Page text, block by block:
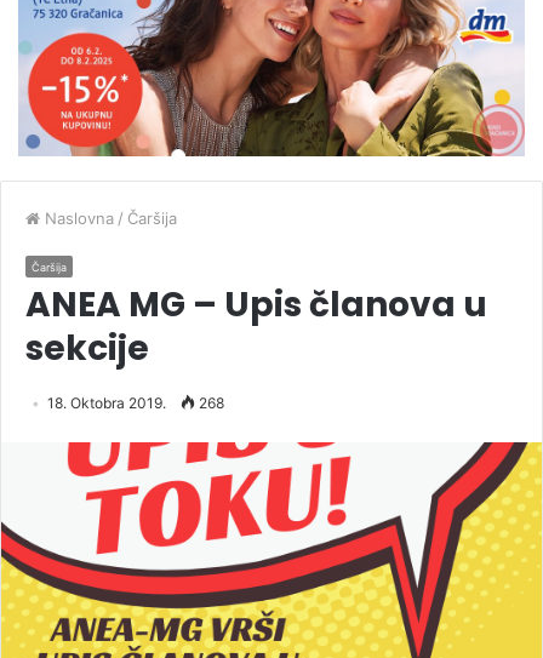
Naslovna / Čaršija
Čaršija
ANEA MG – Upis članova u
sekcije
18. Oktobra 2019. 268